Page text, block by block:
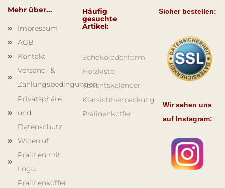
Mehr über...
Impressum
AGB
Kontakt
Versand- &
Zahlungsbedingungen
Privatsphäre
und
Datenschutz
Widerruf
Pralinen mit
Logo
Pralinenkoffer
Häufig
gesuchte
Artikel:
Schokoladenform
Holzkiste
Adventskalender
Klarsichtverpackung
Pralinenkoffer
Sicher bestellen:
Wir sehen uns
auf Instagram: